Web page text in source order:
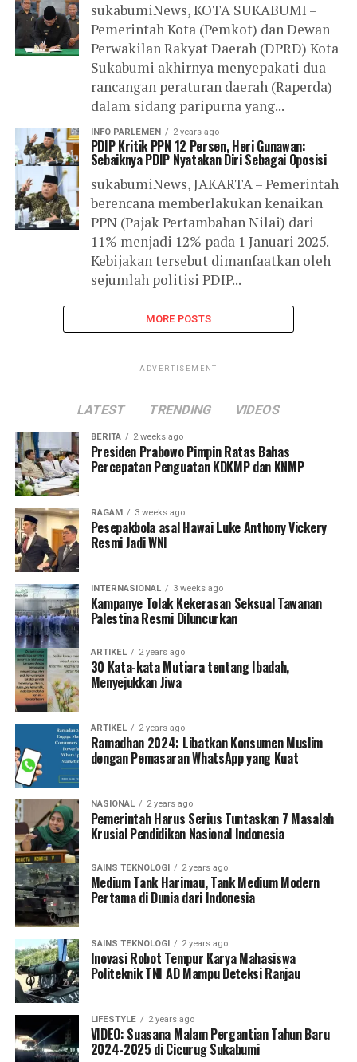
sukabumiNews, KOTA SUKABUMI –
Pemerintah Kota (Pemkot) dan Dewan
Perwakilan Rakyat Daerah (DPRD) Kota
Sukabumi akhirnya menyepakati dua
rancangan peraturan daerah (Raperda)
dalam sidang paripurna yang...
INFO PARLEMEN 2 years ago
PDIP Kritik PPN 12 Persen, Heri Gunawan:
Sebaiknya PDIP Nyatakan Diri Sebagai Oposisi
sukabumiNews, JAKARTA – Pemerintah
berencana memberlakukan kenaikan
PPN (Pajak Pertambahan Nilai) dari
11% menjadi 12% pada 1 Januari 2025.
Kebijakan tersebut dimanfaatkan oleh
sejumlah politisi PDIP...
MORE POSTS
ADVERTISEMENT
LATEST TRENDING VIDEOS
BERITA 2 weeks ago
Presiden Prabowo Pimpin Ratas Bahas
Percepatan Penguatan KDKMP dan KNMP
RAGAM 3 weeks ago
Pesepakbola asal Hawai Luke Anthony Vickery
Resmi Jadi WNI
INTERNASIONAL 3 weeks ago
Kampanye Tolak Kekerasan Seksual Tawanan
Palestina Resmi Diluncurkan
ARTIKEL 2 years ago
30 Kata-kata Mutiara tentang Ibadah,
Menyejukkan Jiwa
ARTIKEL 2 years ago
Ramadhan 2024: Libatkan Konsumen Muslim
dengan Pemasaran WhatsApp yang Kuat
NASIONAL 2 years ago
Pemerintah Harus Serius Tuntaskan 7 Masalah
Krusial Pendidikan Nasional Indonesia
SAINS TEKNOLOGI 2 years ago
Medium Tank Harimau, Tank Medium Modern
Pertama di Dunia dari Indonesia
SAINS TEKNOLOGI 2 years ago
Inovasi Robot Tempur Karya Mahasiswa
Politeknik TNI AD Mampu Deteksi Ranjau
LIFESTYLE 2 years ago
VIDEO: Suasana Malam Pergantian Tahun Baru
2024-2025 di Cicurug Sukabumi